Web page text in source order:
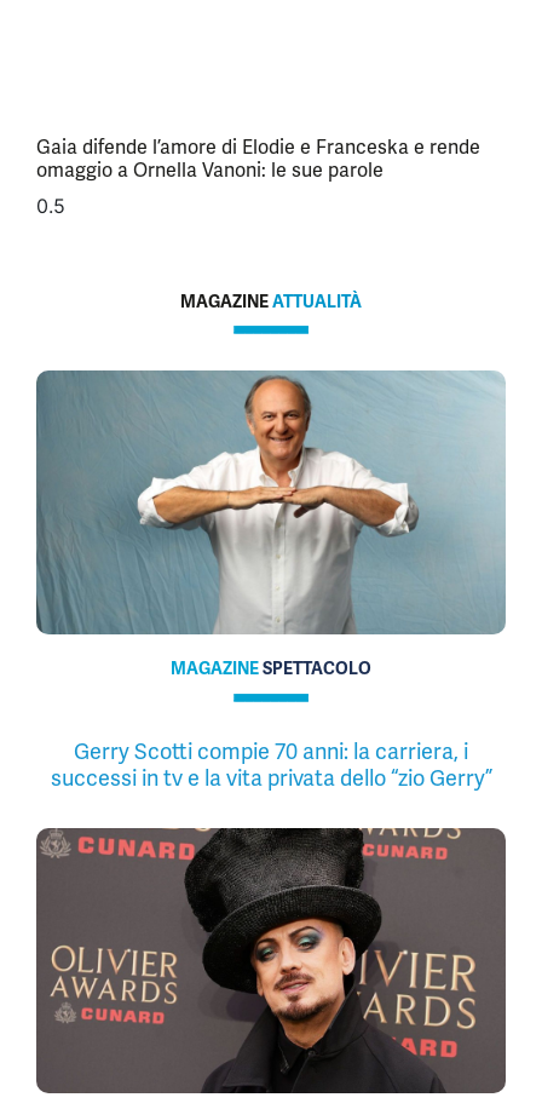
Gaia difende l’amore di Elodie e Franceska e rende
omaggio a Ornella Vanoni: le sue parole
MAGAZINEATTUALITÀ
MAGAZINESPETTACOLO
Gerry Scotti compie 70 anni: la carriera, i
successi in tv e la vita privata dello “zio Gerry”